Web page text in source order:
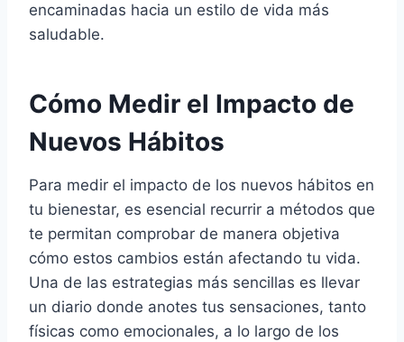
encaminadas hacia un estilo de vida más
saludable.
Cómo Medir el Impacto de
Nuevos Hábitos
Para medir el impacto de los nuevos hábitos en
tu bienestar, es esencial recurrir a métodos que
te permitan comprobar de manera objetiva
cómo estos cambios están afectando tu vida.
Una de las estrategias más sencillas es llevar
un diario donde anotes tus sensaciones, tanto
físicas como emocionales, a lo largo de los